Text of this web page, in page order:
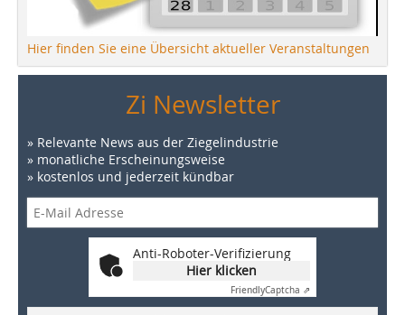
Hier finden Sie eine Übersicht aktueller Veranstaltungen
Zi Newsletter
» Relevante News aus der Ziegelindustrie
» monatliche Erscheinungsweise
» kostenlos und jederzeit kündbar
Anti-Roboter-Verifizierung
Hier klicken
FriendlyCaptcha ⇗